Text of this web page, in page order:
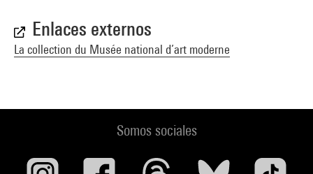
Enlaces externos
La collection du Musée national d’art moderne
Somos sociales